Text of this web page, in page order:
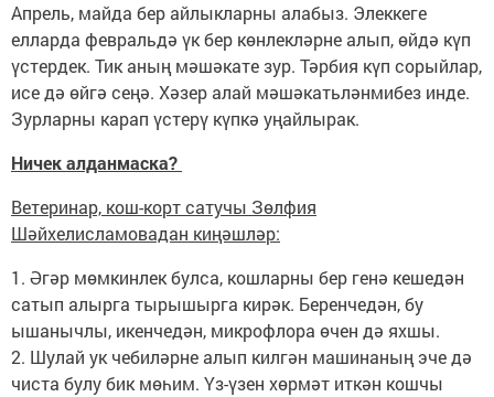
Апрель, майда бер айлыкларны алабыз. Элеккеге
елларда февральдә үк бер көнлекләрне алып, өйдә күп
үстердек. Тик аның мәшәкате зур. Тәрбия күп сорыйлар,
исе дә өйгә сеңә. Хәзер алай мәшәкатьләнмибез инде.
Зурларны карап үстерү күпкә уңайлырак.
Ничек алданмаска?
Ветеринар, кош-корт сатучы Зөлфия
Шәйхелисламовадан киңәшләр:
1. Әгәр мөмкинлек булса, кошларны бер генә кешедән
сатып алырга тырышырга кирәк. Беренчедән, бу
ышанычлы, икенчедән, микрофлора өчен дә яхшы.
2. Шулай ук чебиләрне алып килгән машинаның эче дә
чиста булу бик мөһим. Үз-үзен хөрмәт иткән кошчы